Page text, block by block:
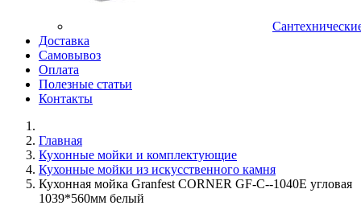
Доставка
Самовывоз
Оплата
Полезные статьи
Контакты
Главная
Кухонные мойки и комплектующие
Кухонные мойки из искусственного камня
Кухонная мойка Granfest CORNER GF-C--1040E угловая
1039*560мм белый